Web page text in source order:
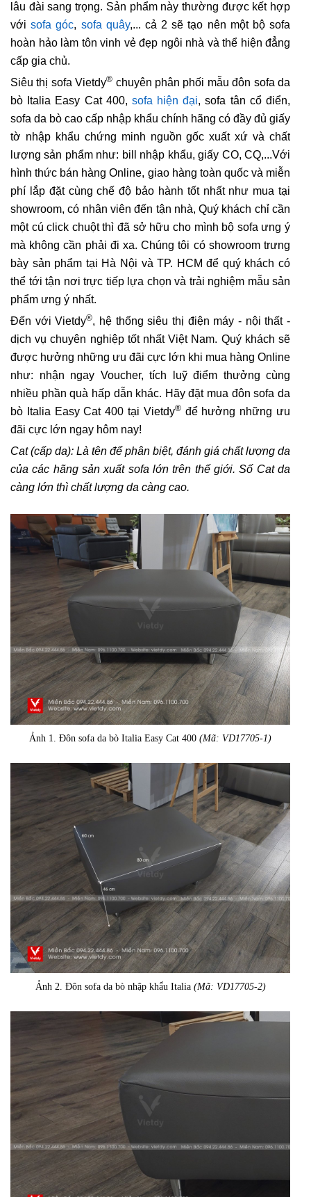
lâu đài sang trọng. Sản phẩm này thường được kết hợp
vớisofa góc, sofa quây,... cả 2 sẽ tạo nên một bộ sofa
hoàn hảo làm tôn vinh vẻ đẹp ngôi nhà và thể hiện đẳng
cấp gia chủ.
Siêu thị sofa Vietdy® chuyên phân phối mẫu đôn sofa da
bò Italia Easy Cat 400, sofa hiện đại, sofa tân cổ điển,
sofa da bò cao cấp nhập khẩu chính hãng có đầy đủ giấy
tờ nhập khẩu chứng minh nguồn gốc xuất xứ và chất
lượng sản phẩm như: bill nhập khẩu, giấy CO, CQ,...Với
hình thức bán hàng Online, giao hàng toàn quốc và miễn
phí lắp đặt cùng chế độ bảo hành tốt nhất như mua tại
showroom, có nhân viên đến tận nhà, Quý khách chỉ cần
một cú click chuột thì đã sở hữu cho mình bộ sofa ưng ý
mà không cần phải đi xa. Chúng tôi có showroom trưng
bày sản phẩm tại Hà Nội và TP. HCM để quý khách có
thể tới tận nơi trực tiếp lựa chọn và trải nghiệm mẫu sản
phẩm ưng ý nhất.
Đến với Vietdy®, hệ thống siêu thị điện máy - nội thất -
dịch vụ chuyên nghiệp tốt nhất Việt Nam. Quý khách sẽ
được hưởng những ưu đãi cực lớn khi mua hàng Online
như: nhận ngay Voucher, tích luỹ điểm thưởng cùng
nhiều phần quà hấp dẫn khác. Hãy đặt mua đôn sofa da
bò Italia Easy Cat 400 tại Vietdy®để hưởng những ưu
đãi cực lớn ngay hôm nay!
Cat (cấp da): Là tên để phân biệt, đánh giá chất lượng da
của các hãng sản xuất sofa lớn trên thế giới. Số Cat da
càng lớn thì chất lượng da càng cao.
Ảnh 1. Đôn sofa da bò Italia Easy Cat 400 (Mã: VD17705-1)
Ảnh 2. Đôn sofa da bò nhập khẩu Italia (Mã: VD17705-2)